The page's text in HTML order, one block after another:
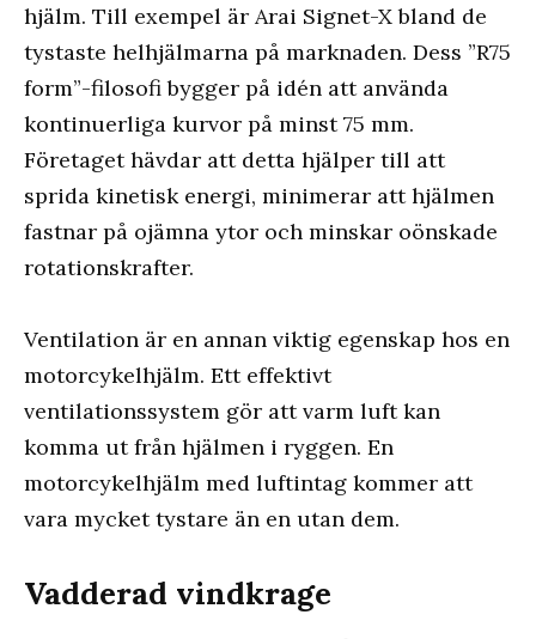
hjälm. Till exempel är Arai Signet-X bland de
tystaste helhjälmarna på marknaden. Dess ”R75
form”-filosofi bygger på idén att använda
kontinuerliga kurvor på minst 75 mm.
Företaget hävdar att detta hjälper till att
sprida kinetisk energi, minimerar att hjälmen
fastnar på ojämna ytor och minskar oönskade
rotationskrafter.
Ventilation är en annan viktig egenskap hos en
motorcykelhjälm. Ett effektivt
ventilationssystem gör att varm luft kan
komma ut från hjälmen i ryggen. En
motorcykelhjälm med luftintag kommer att
vara mycket tystare än en utan dem.
Vadderad vindkrage